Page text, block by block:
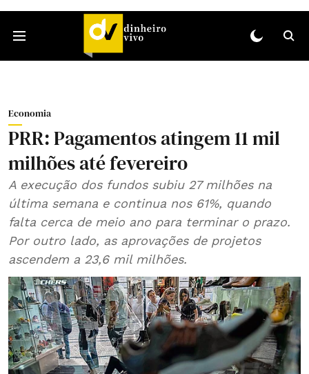
Economia
PRR: Pagamentos atingem 11 mil
milhões até fevereiro
A execução dos fundos subiu 27 milhões na
última semana e continua nos 61%, quando
falta cerca de meio ano para terminar o prazo.
Por outro lado, as aprovações de projetos
ascendem a 23,6 mil milhões.